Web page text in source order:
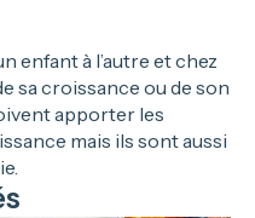
enfant à l’autre et chez
sa croissance ou de son
apporter les
mais ils sont aussi